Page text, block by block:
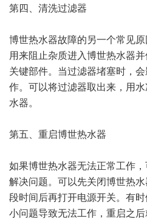
第四、清洗过滤器
博世热水器故障的另一个常见
用来阻止杂质进入博世热水器
关键部件。当过滤器堵塞时，
作。可以将过滤器取出来，用
水器。
第五、重启博世热水器
如果博世热水器无法正常工作
解决问题。可以先关闭博世热
段时间后再打开电源开关。有
小问题导致无法工作，重启之后